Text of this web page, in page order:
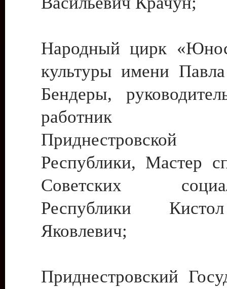
Народный цирк
культуры имени
Бендеры,
работник
Приднестровской
Республики, Мастер
Советских
Республики
Яковлевич;
Приднестровский